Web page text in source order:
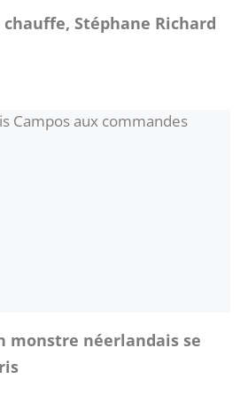
chauffe, Stéphane Richard
monstre néerlandais se